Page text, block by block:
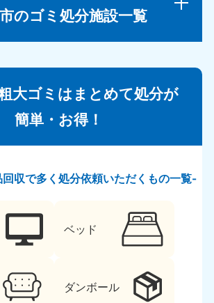
のゴミ処分施設一覧
大ゴミはまとめて処分が
簡単・お得！
収で多く処分依頼いただくもの一覧
ベッド
ダンボール